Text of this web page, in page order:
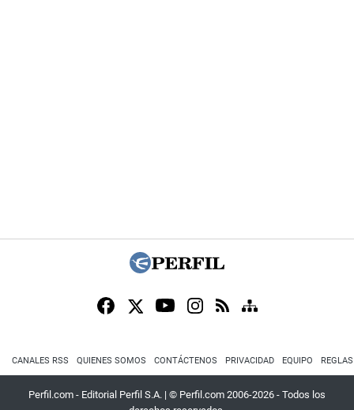
CANALES RSS QUIENES SOMOS CONTÁCTENOS PRIVACIDAD EQUIPO
Perfil.com - Editorial Perfil S.A. | © Perfil.com 2006-2026 - Todos los